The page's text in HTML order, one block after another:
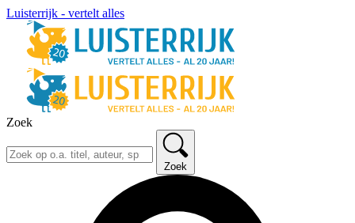
Luisterrijk - vertelt alles
Zoek
Zoek